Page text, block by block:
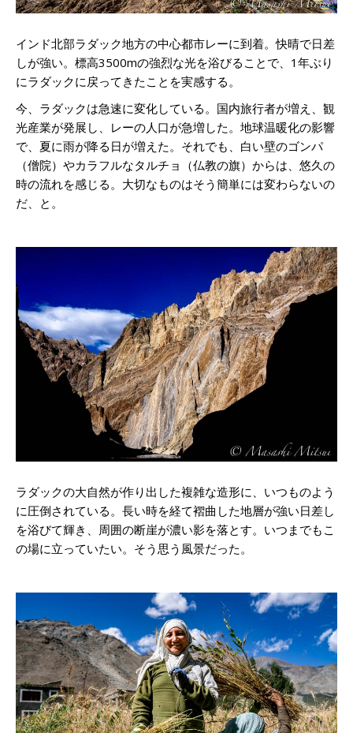
インド北部ラダック地方の中心都市レーに到着。快晴で日差
しが強い。標高3500mの強烈な光を浴びることで、1年ぶり
にラダックに戻ってきたことを実感する。
今、ラダックは急速に変化している。国内旅行者が増え、観
光産業が発展し、レーの人口が急増した。地球温暖化の影響
で、夏に雨が降る日が増えた。それでも、白い壁のゴンパ
（僧院）やカラフルなタルチョ（仏教の旗）からは、悠久の
時の流れを感じる。大切なものはそう簡単には変わらないの
だ、と。
ラダックの大自然が作り出した複雑な造形に、いつものよう
に圧倒されている。長い時を経て褶曲した地層が強い日差し
を浴びて輝き、周囲の断崖が濃い影を落とす。いつまでもこ
の場に立っていたい。そう思う風景だった。